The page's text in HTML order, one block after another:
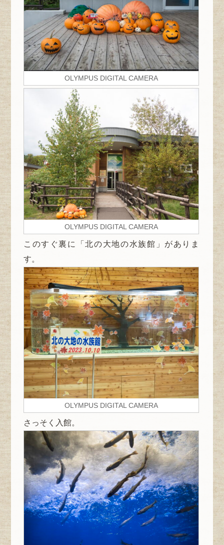
OLYMPUS DIGITAL CAMERA
OLYMPUS DIGITAL CAMERA
このすぐ裏に「北の大地の水族館」がありま
す。
OLYMPUS DIGITAL CAMERA
さっそく入館。